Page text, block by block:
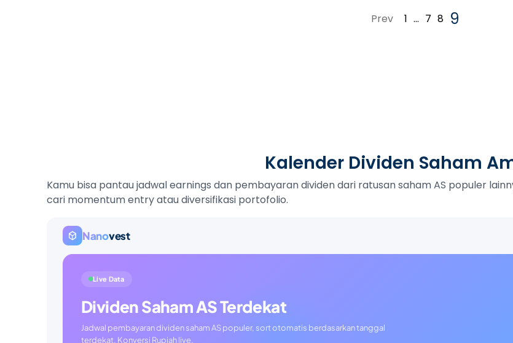
Prev 1 … 7 8 9
Kalender Dividen Saham
Kamu bisa pantau jadwal earnings dan pembayaran dividen dari ratusan saham AS populer
cari momentum entry atau diversifikasi portofolio.